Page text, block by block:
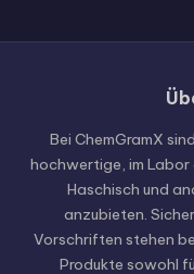
Bei ChemGramX
hochwertige, im
Haschisch und
anzubieten.
Vorschriften stehen
Produkte sowohl